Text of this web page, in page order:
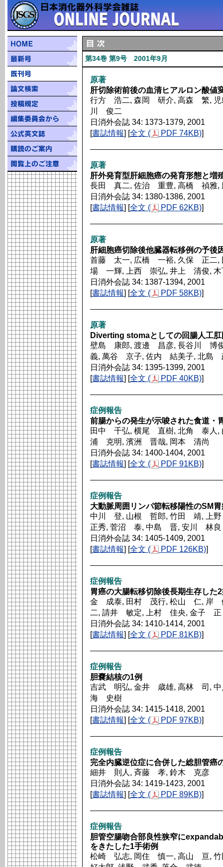
第34巻 第9号 2001年9月
原著
肝切除術前後の血清ヒアルロン酸値
行方 浩二, 森岡 研介, 高森 繁,
川 俊二
日消外会誌 34: 1373-1379, 2001
[書誌情報] [全文 ( PDF 74KB)]
原著
肝外発育型肝細胞癌の発育形態と増
長田 真二, 佐治 重豊, 高橋 禎雅
日消外会誌 34: 1380-1386, 2001
[書誌情報] [全文 ( PDF 62KB)]
原著
肝細胞癌切除後他臓器転移例の予後
首藤 太一, 広橋 一裕, 久保 正二
場 一輝, 上西 崇弘, 井上 清俊,
日消外会誌 34: 1387-1394, 2001
[書誌情報] [全文 ( PDF 58KB)]
原著
Diverting stomaとしての回腸人工
壁島 康郎, 渡邊 昌彦, 長谷川 博
義, 萬谷 京子, 佐内 結美子, 北島
日消外会誌 34: 1395-1399, 2001
[書誌情報] [全文 ( PDF 40KB)]
症例報告
前腸からの発生が示唆された食道・
田中 千弘, 横尾 直樹, 北角 泰人
浦 克明, 濱洲 晋哉, 岡本 清尚
日消外会誌 34: 1400-1404, 2001
[書誌情報] [全文 ( PDF 91KB)]
症例報告
大動脈周囲リンパ節転移陽性のSM
中川 登, 山根 哲郎, 竹田 靖, 上
正秀, 菅沼 泰, 中島 晋, 安川 林良
日消外会誌 34: 1405-1409, 2001
[書誌情報] [全文 ( PDF 126KB)]
症例報告
胃癌の大腸転移切除後長期生存した
金 成泰, 田村 茂行, 松山 仁, 岸
二, 請井 敏定, 上村 佳央, 金子 正
日消外会誌 34: 1410-1414, 2001
[書誌情報] [全文 ( PDF 81KB)]
症例報告
胆嚢結核の1例
吉武 明弘, 金井 歳雄, 高林 司,
海 史樹
日消外会誌 34: 1415-1418, 2001
[書誌情報] [全文 ( PDF 97KB)]
症例報告
完全内臓逆位症に合併した総胆管癌
細井 則人, 斉藤 孝, 鈴木 克彦
日消外会誌 34: 1419-1423, 2001
[書誌情報] [全文 ( PDF 89KB)]
症例報告
胆管空腸吻合部良性狭窄に
をきたした1手術例
松崎 弘志, 岡住 慎一, 高山 亘,